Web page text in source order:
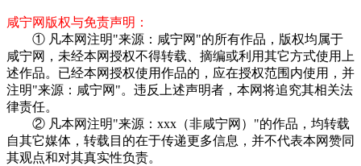
咸宁网版权与免责声明：
① 凡本网注明"来源：咸宁网"的所有作品，版权均属于
咸宁网，未经本网授权不得转载、摘编或利用其它方式使用上
述作品。已经本网授权使用作品的，应在授权范围内使用，并
注明"来源：咸宁网"。违反上述声明者，本网将追究其相关法
律责任。
② 凡本网注明"来源：xxx（非咸宁网）"的作品，均转载
自其它媒体，转载目的在于传递更多信息，并不代表本网赞同
其观点和对其真实性负责。